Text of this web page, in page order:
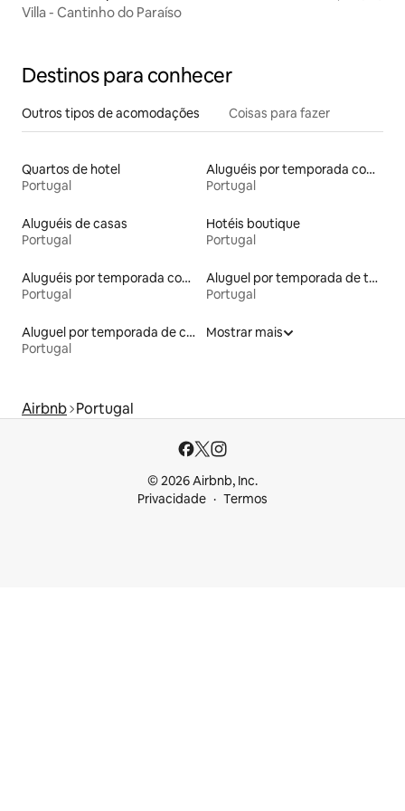
Villa - Cantinho do Paraíso
Destinos para conhecer
Outros tipos de acomodações Coisas para fazer
Quartos de hotel
Portugal
Aluguéis por temporada com acesso ao lago
Portugal
Aluguéis de casas
Portugal
Hotéis boutique
Portugal
Aluguéis por temporada com caiaque
Portugal
Aluguel por temporada de townhouses
Portugal
Aluguel por temporada de casas de veraneio
Portugal
Mostrar mais
Airbnb Portugal
© 2026 Airbnb, Inc.
Privacidade
Termos